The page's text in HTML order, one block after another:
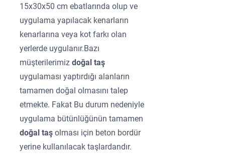
15x30x50 cm ebatlarında olup ve
uygulama yapılacak kenarların
kenarlarına veya kot farkı olan
yerlerde uygulanır.Bazı
müşterilerimizdoğal taş
uygulaması yaptırdığı alanların
tamamen doğal olmasını talep
etmekte. Fakat Bu durum nedeniyle
uygulama bütünlüğünün tamamen
doğal taşolması için beton bordür
yerine kullanılacak taşlardandır.